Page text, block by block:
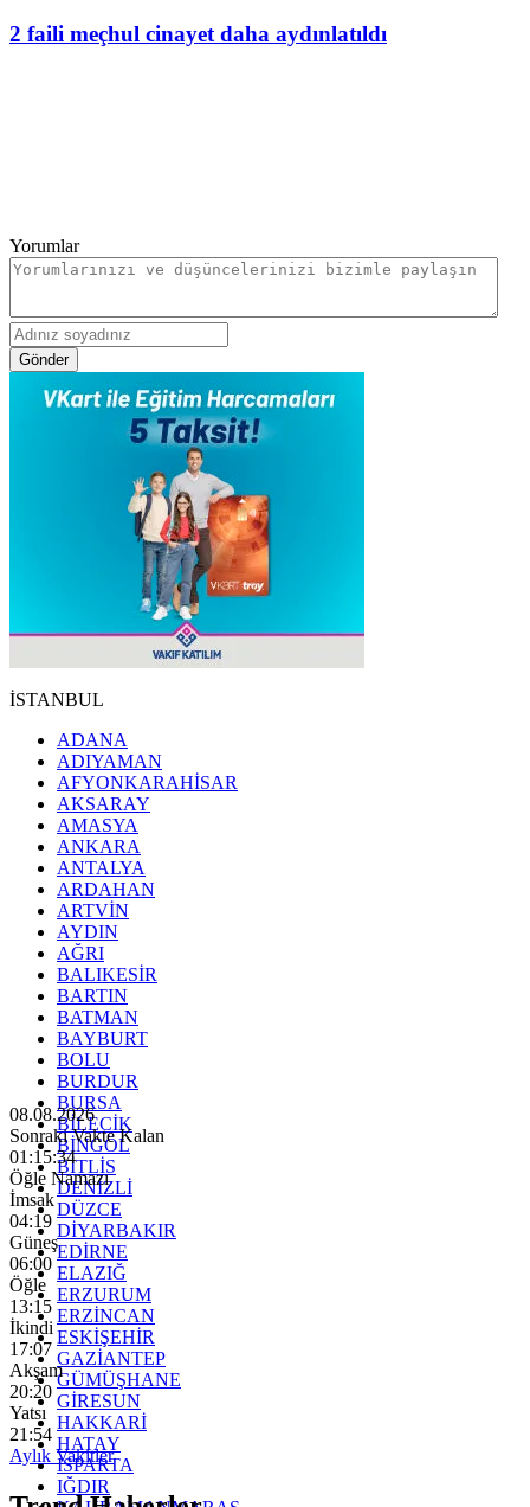
2 faili meçhul cinayet daha aydınlatıldı
Yorumlar
Gönder
İSTANBUL
ADANA
ADIYAMAN
AFYONKARAHİSAR
AKSARAY
AMASYA
ANKARA
ANTALYA
ARDAHAN
ARTVİN
AYDIN
AĞRI
BALIKESİR
BARTIN
BATMAN
BAYBURT
BOLU
BURDUR
BURSA
BİLECİK
BİNGÖL
BİTLİS
DENİZLİ
DÜZCE
DİYARBAKIR
EDİRNE
ELAZIĞ
ERZURUM
ERZİNCAN
ESKİŞEHİR
GAZİANTEP
GÜMÜŞHANE
GİRESUN
HAKKARİ
HATAY
ISPARTA
IĞDIR
08.08.2026
Sonraki Vakte Kalan
01:15:32
Öğle Namazı
İmsak
04:19
Güneş
06:00
Öğle
13:15
İkindi
17:07
Akşam
20:20
Yatsı
21:54
Aylık Vakitler